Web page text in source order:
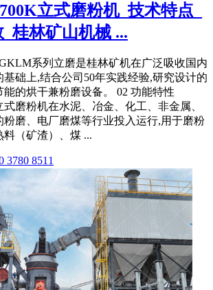
立式磨粉机_技术特点_
桂林矿山机械 ...
系列立磨是桂林矿机在广泛吸收国内
基础上,结合公司50年实践经验,研究设计的
能的烘干兼粉磨设备。 02 功能特性
磨粉机在水泥、冶金、化工、非金属、
粉磨、电厂磨煤等行业投入运行,用于磨粉
料（矿渣）、煤 ...
3780 8511